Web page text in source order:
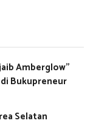
Amberglow”
Bukupreneur
Selatan